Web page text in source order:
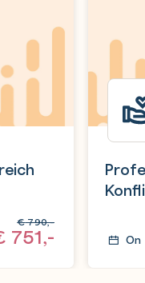
751,-
€790,-
On